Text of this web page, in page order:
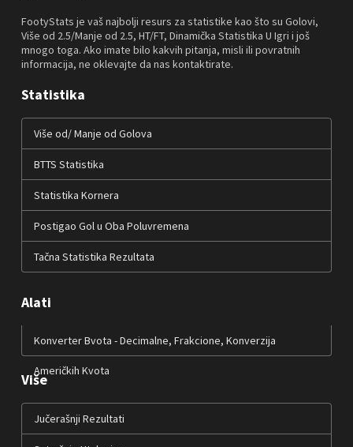
FootyStats je vaš najbolji resurs za statistike kao što su Golovi,
Više od 2.5/Manje od 2.5, HT/FT, Dinamička Statistika U Igri i još
mnogo toga. Ako imate bilo kakvih pitanja, misli ili povratnih
informacija, ne oklevajte da nas kontaktirate.
Statistika
Više od/ Manje od Golova
BTTS Statistika
Statistika Kornera
Postigao Gol u Oba Poluvremena
Tačna Statistika Rezultata
Alati
Konverter Bvota - Decimalne, Frakcione, Konverzija
Američkih Kvota
Više
Jučerašnji Rezultati